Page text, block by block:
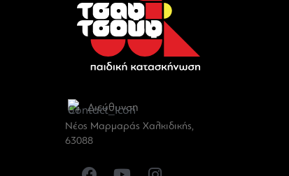
Διεύθυνση
Νέος Μαρμαράς Χαλκιδικής,
63088